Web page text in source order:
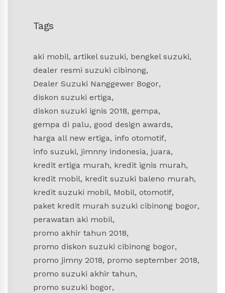
Tags
aki mobil, artikel suzuki, bengkel suzuki,
dealer resmi suzuki cibinong,
Dealer Suzuki Nanggewer Bogor,
diskon suzuki ertiga,
diskon suzuki ignis 2018, gempa,
gempa di palu, good design awards,
harga all new ertiga, info otomotif,
info suzuki, jimnny indonesia, juara,
kredit ertiga murah, kredit ignis murah,
kredit mobil, kredit suzuki baleno murah,
kredit suzuki mobil, Mobil, otomotif,
paket kredit murah suzuki cibinong bogor,
perawatan aki mobil,
promo akhir tahun 2018,
promo diskon suzuki cibinong bogor,
promo jimny 2018, promo september 2018,
promo suzuki akhir tahun,
promo suzuki bogor,